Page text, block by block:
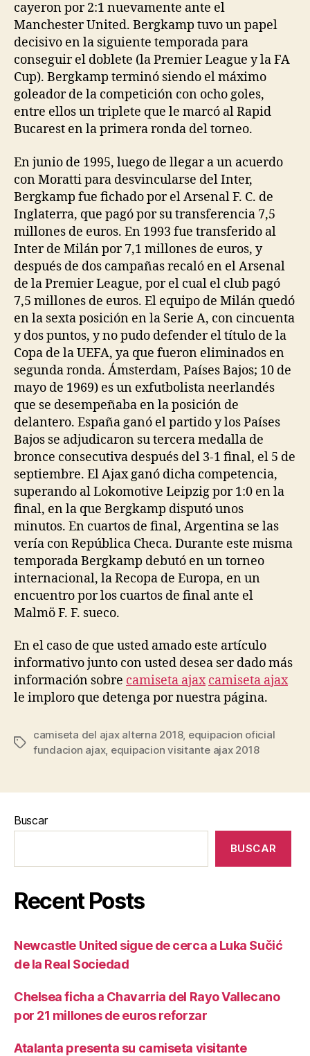
cayeron por 2:1 nuevamente ante el
Manchester United. Bergkamp tuvo un papel
decisivo en la siguiente temporada para
conseguir el doblete (la Premier League y la FA
Cup). Bergkamp terminó siendo el máximo
goleador de la competición con ocho goles,
entre ellos un triplete que le marcó al Rapid
Bucarest en la primera ronda del torneo.
En junio de 1995, luego de llegar a un acuerdo
con Moratti para desvincularse del Inter,
Bergkamp fue fichado por el Arsenal F. C. de
Inglaterra, que pagó por su transferencia 7,5
millones de euros. En 1993 fue transferido al
Inter de Milán por 7,1 millones de euros, y
después de dos campañas recaló en el Arsenal
de la Premier League, por el cual el club pagó
7,5 millones de euros. El equipo de Milán quedó
en la sexta posición en la Serie A, con cincuenta
y dos puntos, y no pudo defender el título de la
Copa de la UEFA, ya que fueron eliminados en
segunda ronda. Ámsterdam, Países Bajos; 10 de
mayo de 1969) es un exfutbolista neerlandés
que se desempeñaba en la posición de
delantero. España ganó el partido y los Países
Bajos se adjudicaron su tercera medalla de
bronce consecutiva después del 3-1 final, el 5 de
septiembre. El Ajax ganó dicha competencia,
superando al Lokomotive Leipzig por 1:0 en la
final, en la que Bergkamp disputó unos
minutos. En cuartos de final, Argentina se las
vería con República Checa. Durante este misma
temporada Bergkamp debutó en un torneo
internacional, la Recopa de Europa, en un
encuentro por los cuartos de final ante el
Malmö F. F. sueco.
En el caso de que usted amado este artículo
informativo junto con usted desea ser dado más
información sobre camiseta ajax camiseta ajax
le imploro que detenga por nuestra página.
Etiquetas
camiseta del ajax alterna 2018, equipacion oficial
fundacion ajax, equipacion visitante ajax 2018
Buscar
BUSCAR
Recent Posts
Newcastle United sigue de cerca a Luka Sučić
de la Real Sociedad
Chelsea ficha a Chavarria del Rayo Vallecano
por 21 millones de euros reforzar
Atalanta presenta su camiseta visitante